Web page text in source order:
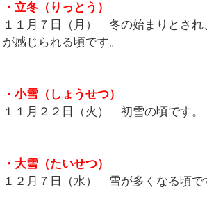
・立冬（りっとう）
１１月７日（月） 冬の始まりとされ
が感じられる頃です。
・小雪（しょうせつ）
１１月２２日（火） 初雪の頃です。
・大雪（たいせつ）
１２月７日（水） 雪が多くなる頃で